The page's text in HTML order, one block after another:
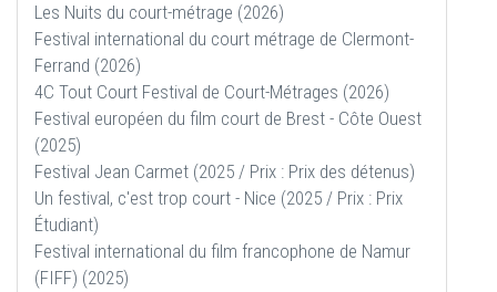
Les Nuits du court-métrage (2026)
Festival international du court métrage de Clermont-
Ferrand (2026)
4C Tout Court Festival de Court-Métrages (2026)
Festival européen du film court de Brest - Côte Ouest
(2025)
Festival Jean Carmet (2025 / Prix : Prix des détenus)
Un festival, c'est trop court - Nice (2025 / Prix : Prix
Étudiant)
Festival international du film francophone de Namur
(FIFF) (2025)